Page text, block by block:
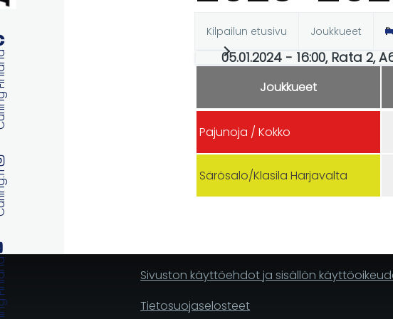
Ensisijaiset
välilehdet
Kilpailun etusivu Joukkueet
05.01.2024 - 16:00, Rata 2,
Joukkueet
Pajunoja / Kokko
Särösalo/Klasila Harjavalta
Sivuston käyttöehdot ja sisällön
Tietosuojaselosteet